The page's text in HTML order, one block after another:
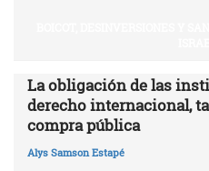
La obligación de las
derecho internacional,
compra pública
Alys Samson Estapé